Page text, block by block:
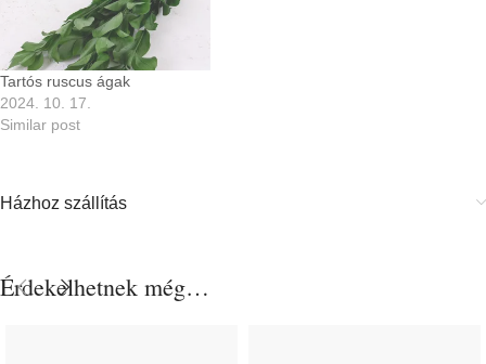
Tartós ruscus ágak
2024. 10. 17.
Similar post
Házhoz szállítás
Érdekelhetnek még…